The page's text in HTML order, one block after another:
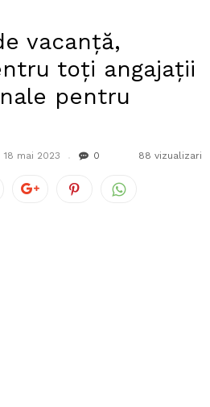
vacanță,
toți angajații
pentru
18 mai 2023 0 88 vizualizari